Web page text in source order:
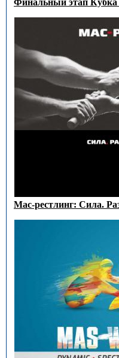
Финальный этап Кубка
Мас-рестлинг: Сила.